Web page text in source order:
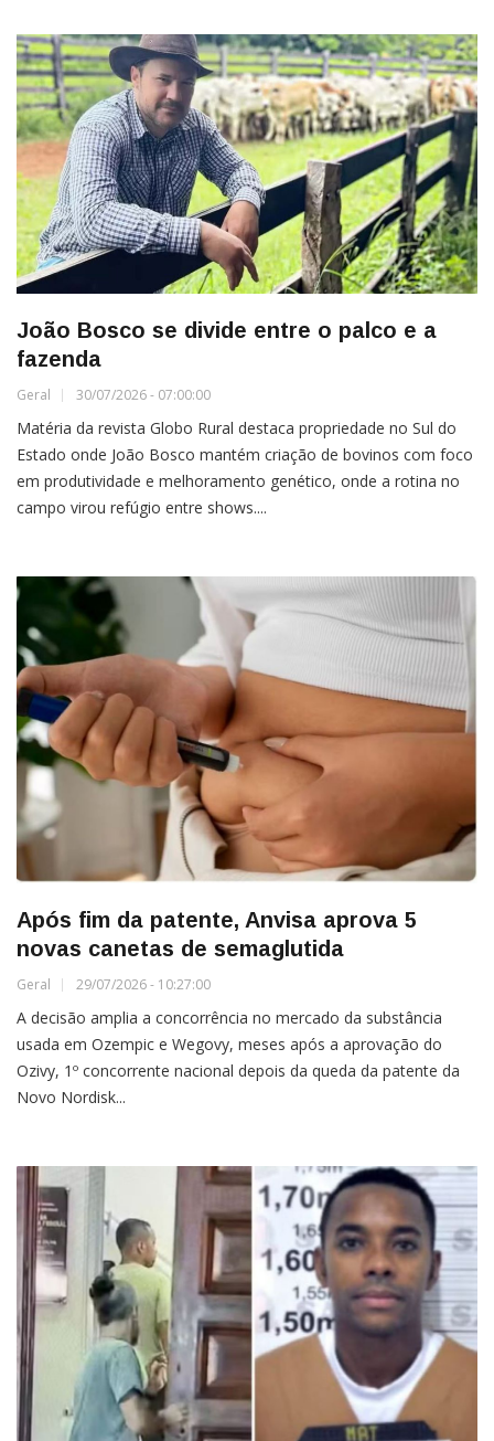
João Bosco se divide entre o palco e a
fazenda
Geral 30/07/2026 - 07:00:00
Matéria da revista Globo Rural destaca propriedade no Sul do
Estado onde João Bosco mantém criação de bovinos com foco
em produtividade e melhoramento genético, onde a rotina no
campo virou refúgio entre shows....
Após fim da patente, Anvisa aprova 5
novas canetas de semaglutida
Geral 29/07/2026 - 10:27:00
A decisão amplia a concorrência no mercado da substância
usada em Ozempic e Wegovy, meses após a aprovação do
Ozivy, 1º concorrente nacional depois da queda da patente da
Novo Nordisk...